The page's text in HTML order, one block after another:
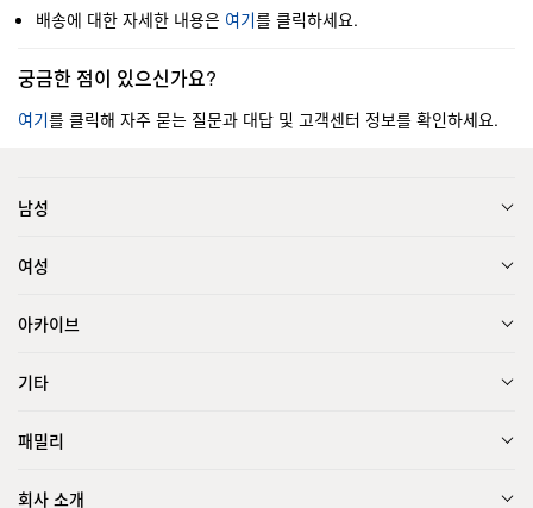
배송에 대한 자세한 내용은 여기를 클릭하세요.
궁금한 점이 있으신가요?
여기를 클릭해 자주 묻는 질문과 대답 및 고객센터 정보를 확인하세요.
남성
여성
아카이브
기타
패밀리
회사 소개